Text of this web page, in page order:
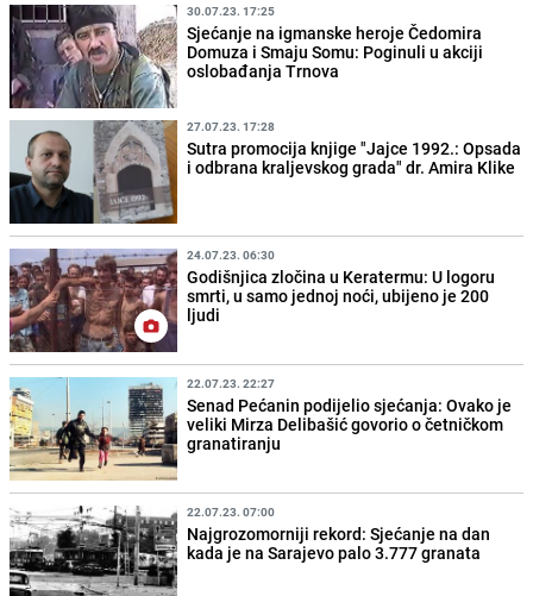
30.07.23. 17:25
Sjećanje na igmanske heroje Čedomira
Domuza i Smaju Somu: Poginuli u akciji
oslobađanja Trnova
27.07.23. 17:28
Sutra promocija knjige "Jajce 1992.: Opsada
i odbrana kraljevskog grada" dr. Amira Klike
24.07.23. 06:30
Godišnjica zločina u Keratermu: U logoru
smrti, u samo jednoj noći, ubijeno je 200
ljudi
22.07.23. 22:27
Senad Pećanin podijelio sjećanja: Ovako je
veliki Mirza Delibašić govorio o četničkom
granatiranju
22.07.23. 07:00
Najgrozomorniji rekord: Sjećanje na dan
kada je na Sarajevo palo 3.777 granata